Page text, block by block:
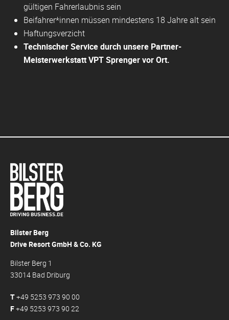
gültigen Fahrerlaubnis sein
Beifahrer*innen müssen mindestens 18 Jahre alt sein
Haftungsverzicht
Technischer Service durch unsere Partner-
Meisterwerkstatt VPT Sprenger vor Ort.
Bilster Berg
Drive Resort GmbH & Co. KG
Bilster Berg 1
33014 Bad Driburg
T+49 5253 973 90 00
F+49 5253 973 90 22